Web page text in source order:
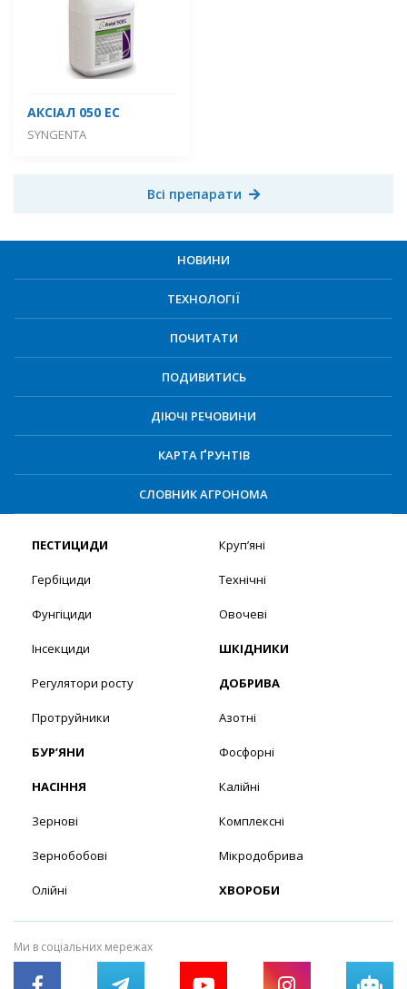
АКСІАЛ 050 ЕC
SYNGENTA
Всі препарати
НОВИНИ
ТЕХНОЛОГІЇ
ПОЧИТАТИ
ПОДИВИТИСЬ
ДІЮЧІ РЕЧОВИНИ
КАРТА ҐРУНТІВ
СЛОВНИК АГРОНОМА
ПЕСТИЦИДИ
Гербіциди
Фунгіциди
Інсекциди
Регулятори росту
Протруйники
БУР’ЯНИ
НАСІННЯ
Зернові
Зернобобові
Олійні
Круп’яні
Технічні
Овочеві
ШКІДНИКИ
ДОБРИВА
Азотні
Фосфорні
Калійні
Комплексні
Мікродобрива
ХВОРОБИ
Ми в соціальних мережах